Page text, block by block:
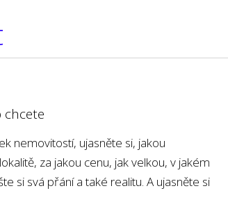
chcete
nemovitostí, ujasněte si, jakou
za jakou cenu, jak velkou, v jakém
si svá přání a také realitu. A ujasněte si